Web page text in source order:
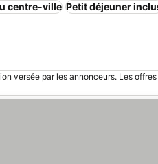
centre-ville Petit déjeuner
versée par les annonceurs. Les